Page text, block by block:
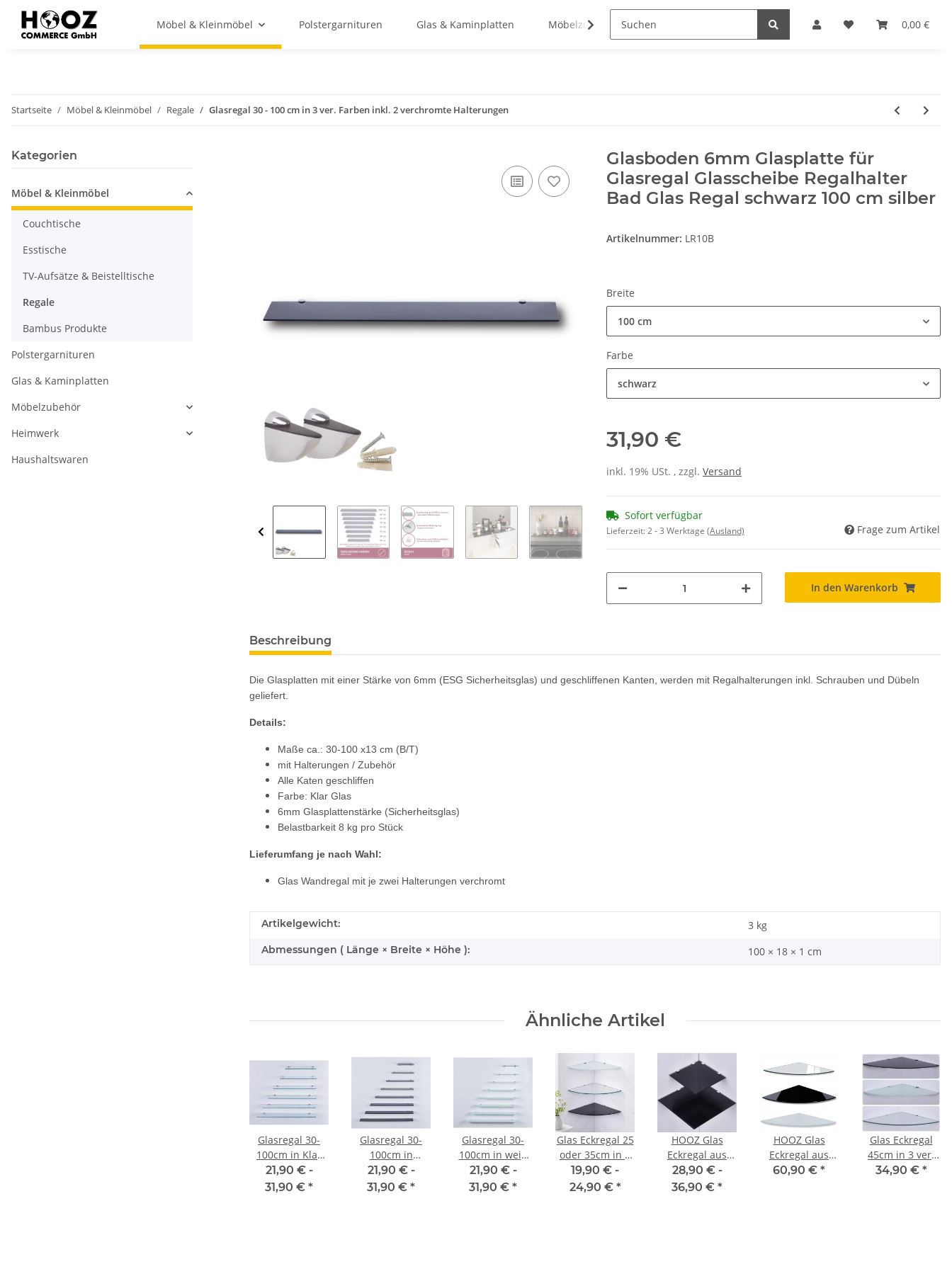
0,00 €
Möbel & Kleinmöbel Polstergarnituren Glas & Kaminplatten Möbelzubehör Haushaltswaren
Startseite Möbel & Kleinmöbel Regale Glasregal 30 - 100 cm in 3 ver. Farben inkl. 2 verchromte Halterungen
Glasboden 6mm Glasplatte für
Glasregal Glasscheibe Regalhalter
Bad Glas Regal schwarz 100 cm silber
Artikelnummer: LR10B
Breite
100 cm
Farbe
schwarz
31,90 €
inkl. 19% USt. , zzgl. Versand
Sofort verfügbar
Lieferzeit:2 - 3 Werktage (Ausland) Frage zum Artikel
In den Warenkorb
Beschreibung
Die Glasplatten mit einer Stärke von 6mm (ESG Sicherheitsglas) und geschliffenen Kanten, werden mit Regalhalterungen inkl. Schrauben und Dübeln
geliefert.
Details:
Maße ca.: 30-100 x13 cm (B/T)
mit Halterungen / Zubehör
Alle Katen geschliffen
Farbe: Klar Glas
6mm Glasplattenstärke (Sicherheitsglas)
Belastbarkeit 8 kg pro Stück
Lieferumfang je nach Wahl:
Glas Wandregal mit je zwei Halterungen verchromt
Artikelgewicht: 3 kg
Abmessungen ( Länge × Breite × Höhe ): 100 × 18 × 1 cm
Ähnliche Artikel
Glasregal 30-
100cm in Klar
Glas inkl.
Halterung 13cm
21,90 € -
31,90 € *
Glasregal 30-
100cm in
schwarz Glas
inkl. Halterung
21,90 € -
31,90 € *
Glasregal 30-
100cm in weiß
Glas inkl.
Halterung 13cm
21,90 € -
31,90 € *
Glas Eckregal 25
oder 35cm in 3
ver. Farben inkl.
Halterung aus
19,90 € -
24,90 € *
HOOZ Glas
Eckregal aus
Sicherheitsglas
25 oder 35 cm in
28,90 € -
36,90 € *
HOOZ Glas
Eckregal aus
Sicherheitsglas
60,90 € *
Glas Eckregal
45cm in 3 ver.
Farben inkl.
34,90 € *
Kategorien
Möbel & Kleinmöbel
Couchtische
Esstische
TV-Aufsätze & Beistelltische
Regale
Bambus Produkte
Polstergarnituren
Glas & Kaminplatten
Möbelzubehör
Heimwerk
Haushaltswaren